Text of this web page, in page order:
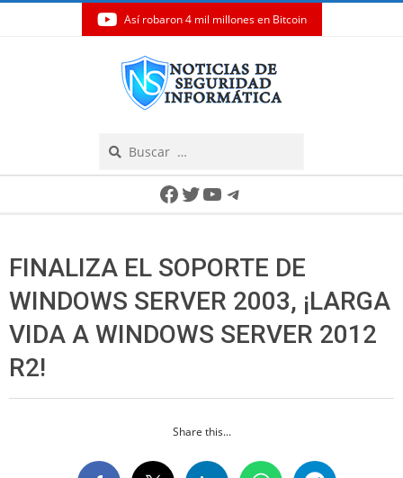
Así robaron 4 mil millones en Bitcoin
Facebook
Twitter
YouTube
Telegram
FINALIZA EL SOPORTE DE
WINDOWS SERVER 2003, ¡LARGA
VIDA A WINDOWS SERVER 2012
R2!
Share this...